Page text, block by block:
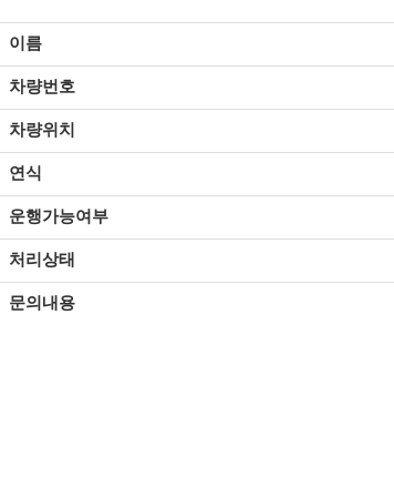
이름
차량번호
차량위치
연식
운행가능여부
처리상태
문의내용